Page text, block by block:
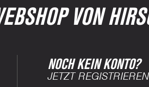
VON
NOCH KEIN KONTO?
JETZT REGISTRIEREN